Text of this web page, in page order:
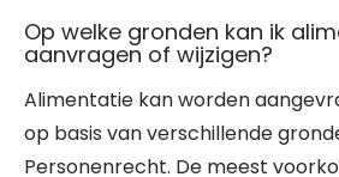
Op welke gronden kan ik
aanvragen of wijzigen?
Alimentatie kan worden
op basis van verschillende
Personenrecht. De meest